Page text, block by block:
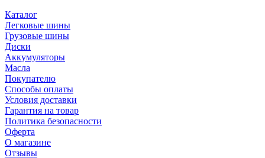
Каталог
Легковые шины
Грузовые шины
Диски
Аккумуляторы
Масла
Покупателю
Способы оплаты
Условия доставки
Гарантия на товар
Политика безопасности
Оферта
О магазине
Отзывы